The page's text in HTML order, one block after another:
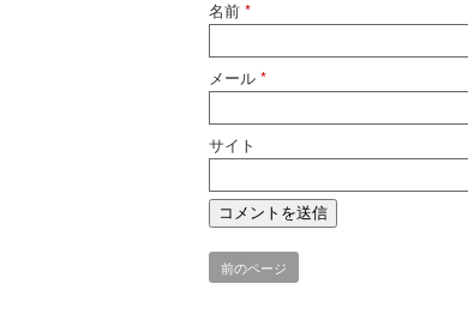
名前 *
メール *
サイト
前のページ